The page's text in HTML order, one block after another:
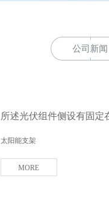
公司新闻
所述光伏组件侧设有固定
太阳能支架
MORE